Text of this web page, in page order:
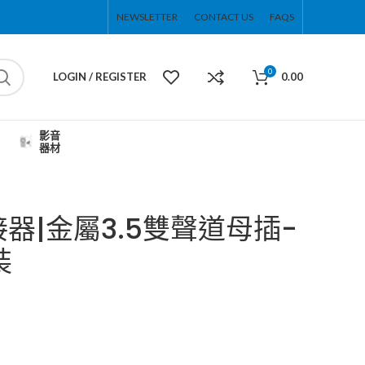
NEWSLETTER CONTACT US FAQS
LOGIN / REGISTER 0 0.00
影音
器材
器|金屬3.5雙聲道母插-